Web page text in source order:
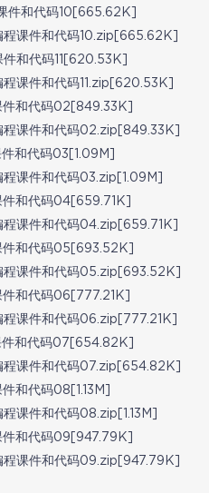
件和代码10[665.62K]
课件和代码10.zip[665.62K]
件和代码11[620.53K]
课件和代码11.zip[620.53K]
和代码02[849.33K]
课件和代码02.zip[849.33K]
和代码03[1.09M]
课件和代码03.zip[1.09M]
和代码04[659.71K]
课件和代码04.zip[659.71K]
和代码05[693.52K]
课件和代码05.zip[693.52K]
和代码06[777.21K]
课件和代码06.zip[777.21K]
和代码07[654.82K]
课件和代码07.zip[654.82K]
和代码08[1.13M]
课件和代码08.zip[1.13M]
和代码09[947.79K]
课件和代码09.zip[947.79K]